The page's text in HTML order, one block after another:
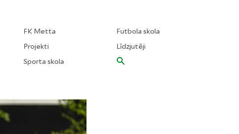
FK Metta
Projekti
Sporta skola
Futbola skola
Līdzjutēji